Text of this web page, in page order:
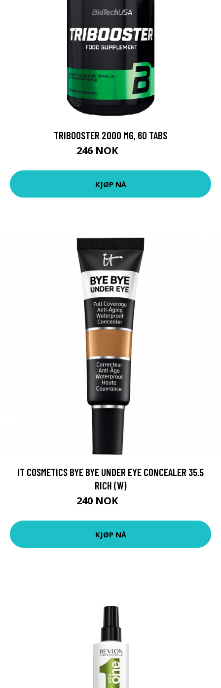
TRIBOOSTER 2000 MG, 60 TABS
246 NOK
KJØP NÅ
IT COSMETICS BYE BYE UNDER EYE CONCEALER 35.5
RICH (W)
240 NOK
KJØP NÅ